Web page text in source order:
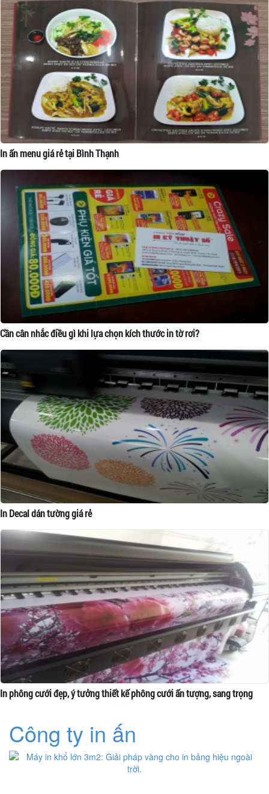
In ấn menu giá rẻ tại Bình Thạnh
Cần cân nhắc điều gì khi lựa chọn kích thước in tờ rơi?
In Decal dán tường giá rẻ
In phông cưới đẹp, ý tưởng thiết kế phông cưới ấn tượng, sang trọng
Công ty in ấn